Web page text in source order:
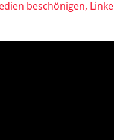
beschönigen, Linke